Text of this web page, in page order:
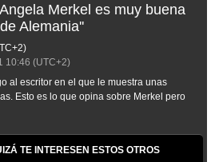
Merkel es muy buena
Alemania''
10:46 (UTC+2)
al escritor en el que le muestra unas
Esto es lo que opina sobre Merkel pero
TE INTERESEN ESTOS OTROS